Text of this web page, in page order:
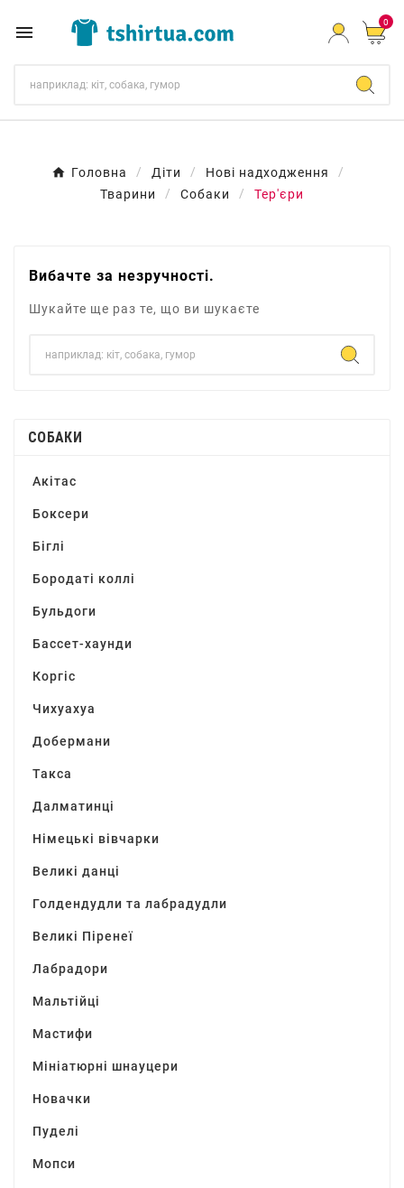
 0
Головна Діти
Нові надходження
Тварини
Собаки Тер'єри
Вибачте за незручності.
Шукайте ще раз те, що ви шукаєте
СОБАКИ
Акітас
Боксери
Біглі
Бородаті коллі
Бульдоги
Бассет-хаунди
Коргіс
Чихуахуа
Добермани
Такса
Далматинці
Німецькі вівчарки
Великі данці
Голдендудли та лабрадудли
Великі Піренеї
Лабрадори
Мальтійці
Мастифи
Мініатюрні шнауцери
Новачки
Пуделі
Мопси